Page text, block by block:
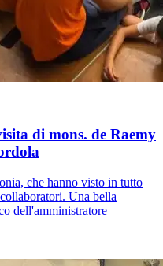
di mons. de Raemy
che hanno visto in tutto
Una bella
dell'amministratore